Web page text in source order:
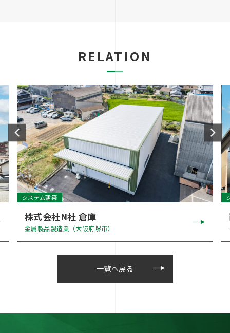
RELATION
システム建築
株式会社N社 倉庫
金属製品製造業（大阪府堺市）
一覧へ戻る